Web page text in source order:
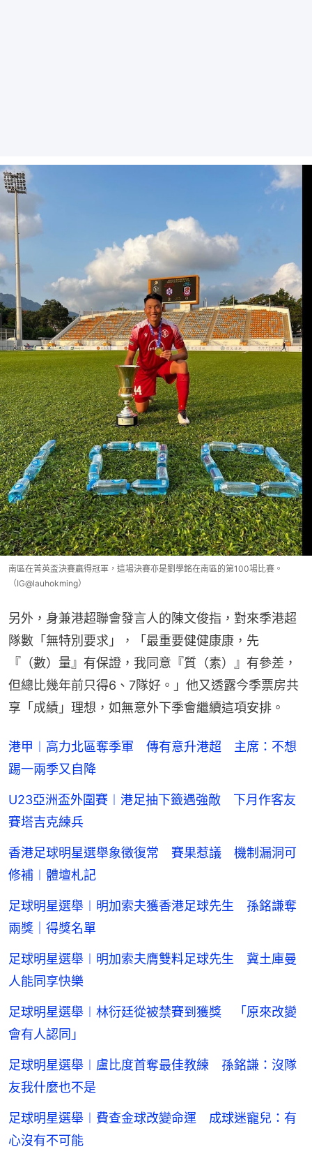
南區在菁英盃決賽贏得冠軍，這場決賽亦是劉學銘在南區的第100場比賽。
（IG@lauhokming）
另外，身兼港超聯會發言人的陳文俊指，對來季港超
隊數「無特別要求」，「最重要健健康康，先
『（數）量』有保證，我同意『質（素）』有參差，
但總比幾年前只得6、7隊好。」他又透露今季票房共
享「成績」理想，如無意外下季會繼續這項安排。
港甲︱高力北區奪季軍 傳有意升港超 主席：不想
踢一兩季又自降
U23亞洲盃外圍賽︱港足抽下籤遇強敵 下月作客友
賽塔吉克練兵
香港足球明星選舉象徵復常 賽果惹議 機制漏洞可
修補︱體壇札記
足球明星選舉︱明加索夫獲香港足球先生 孫銘謙奪
兩獎｜得獎名單
足球明星選舉︱明加索夫膺雙料足球先生 冀土庫曼
人能同享快樂
足球明星選舉︱林衍廷從被禁賽到獲獎 「原來改變
會有人認同」
足球明星選舉︱盧比度首奪最佳教練 孫銘謙：沒隊
友我什麼也不是
足球明星選舉︱費查金球改變命運 成球迷寵兒：有
心沒有不可能